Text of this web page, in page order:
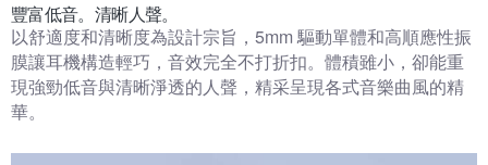
豐富低音。清晰人聲。
以舒適度和清晰度為設計宗旨，5mm 驅動單體和高順應性振
膜讓耳機構造輕巧，音效完全不打折扣。體積雖小，卻能重
現強勁低音與清晰淨透的人聲，精采呈現各式音樂曲風的精
華。